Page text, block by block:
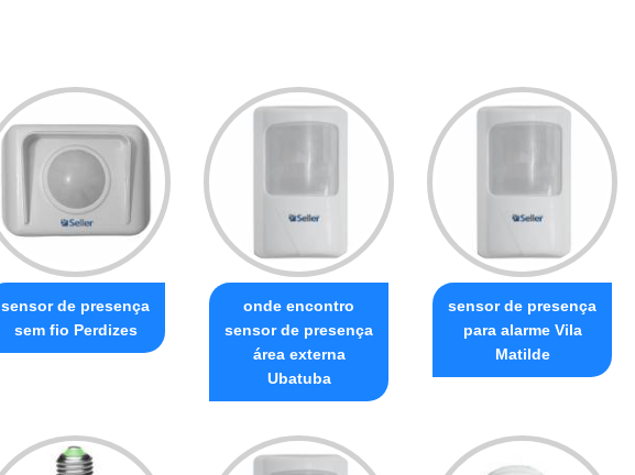
sensor de presença
sem fio Perdizes
onde encontro
sensor de presença
área externa
Ubatuba
sensor de presença
para alarme Vila
Matilde